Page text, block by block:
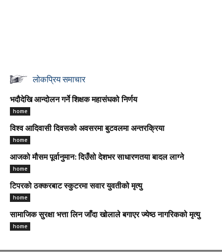
लोकप्रिय समाचार
भदौदेखि आन्दोलन गर्ने शिक्षक महासंघको निर्णय
home
विश्व आदिवासी दिवसको अवसरमा बुटवलमा अन्तरक्रिया
home
आजको मौसम पूर्वानुमान: दिउँसो देशभर साधारणतया बादल लाग्ने
home
टिपरको ठक्करबाट स्कुटरमा सवार युवतीको मृत्यु
home
सामाजिक सुरक्षा भत्ता लिन जाँदा खोलाले बगाएर ज्येष्ठ नागरिकको मृत्यु
home